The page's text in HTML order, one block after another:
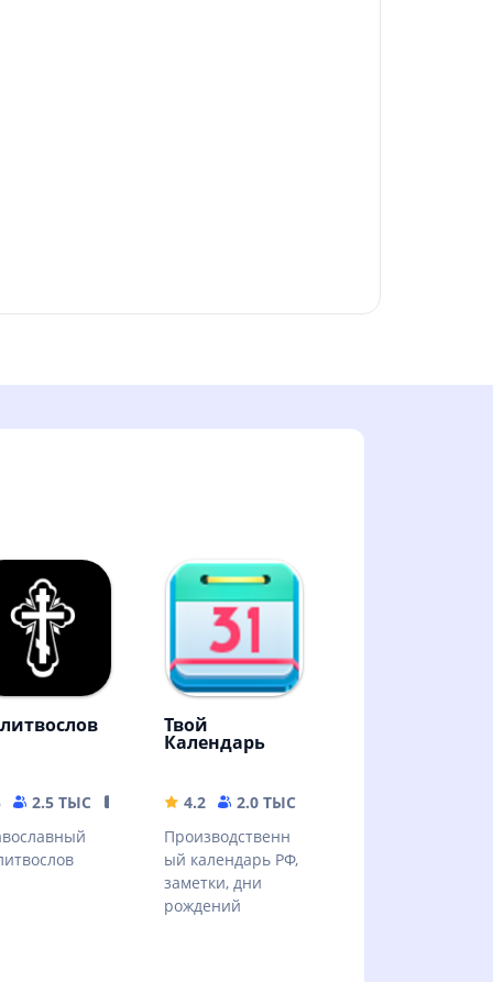
2.5 ТЫС
441.95 MB
Твой
Календарь
4.2 2.0 ТЫС
Производственн
ый календарь РФ,
заметки, дни
рождений